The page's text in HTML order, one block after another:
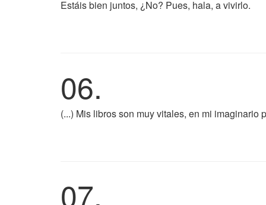
Estáis bien juntos, ¿No? Pues, hala, a vivirlo.
06.
(...) Mis libros son muy vitales, en mi imaginario
07.